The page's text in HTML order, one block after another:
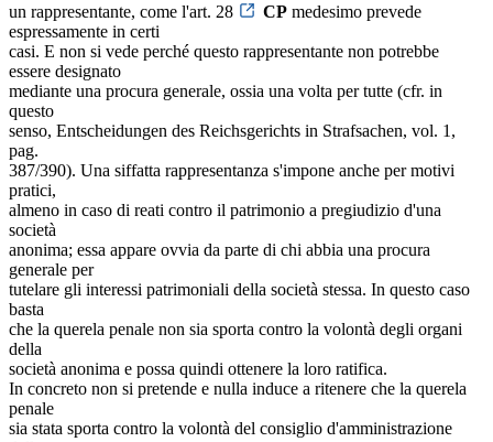
un rappresentante, come l'art. 28
CP medesimo prevede
espressamente in certi
casi. E non si vede perché questo rappresentante non potrebbe
essere designato
mediante una procura generale, ossia una volta per tutte (cfr. in
questo
senso, Entscheidungen des Reichsgerichts in Strafsachen, vol. 1,
pag.
387/390). Una siffatta rappresentanza s'impone anche per motivi
pratici,
almeno in caso di reati contro il patrimonio a pregiudizio d'una
società
anonima; essa appare ovvia da parte di chi abbia una procura
generale per
tutelare gli interessi patrimoniali della società stessa. In questo caso
basta
che la querela penale non sia sporta contro la volontà degli organi
della
società anonima e possa quindi ottenere la loro ratifica.
In concreto non si pretende e nulla induce a ritenere che la querela
penale
sia stata sporta contro la volontà del consiglio d'amministrazione